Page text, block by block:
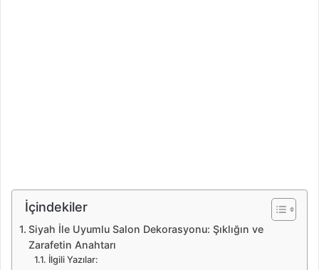
İçindekiler
Siyah İle Uyumlu Salon Dekorasyonu: Şıklığın ve
Zarafetin Anahtarı
İlgili Yazılar: